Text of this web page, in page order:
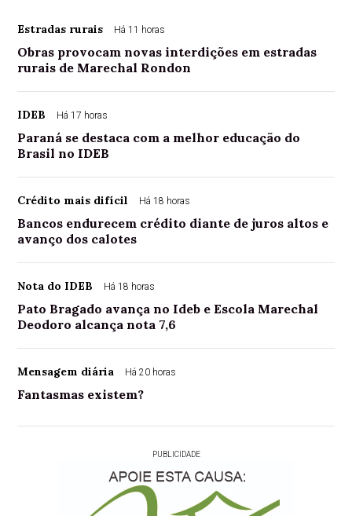
Estradas rurais Há 11 horas
Obras provocam novas interdições em estradas
rurais de Marechal Rondon
IDEB Há 17 horas
Paraná se destaca com a melhor educação do
Brasil no IDEB
Crédito mais difícil Há 18 horas
Bancos endurecem crédito diante de juros altos e
avanço dos calotes
Nota do IDEB Há 18 horas
Pato Bragado avança no Ideb e Escola Marechal
Deodoro alcança nota 7,6
Mensagem diária Há 20 horas
Fantasmas existem?
PUBLICIDADE